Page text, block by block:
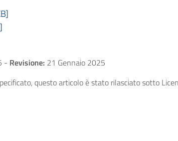
- Revisione: 21 Gennaio 2025
questo articolo è stato rilasciato sotto